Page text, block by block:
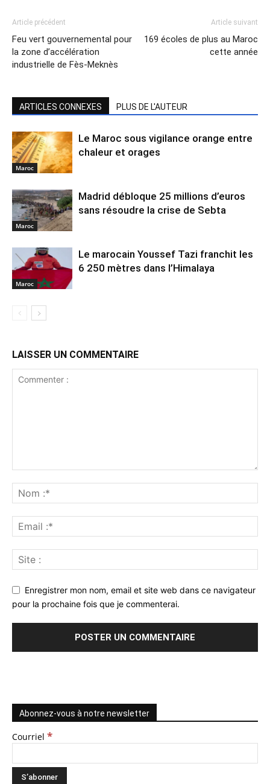
Article précédent
Feu vert gouvernemental pour
la zone d’accélération
industrielle de Fès-Meknès
Article suivant
169 écoles de plus au Maroc
cette année
ARTICLES CONNEXES PLUS DE L'AUTEUR
Maroc
Le Maroc sous vigilance orange entre
chaleur et orages
Maroc
Madrid débloque 25 millions d’euros
sans résoudre la crise de Sebta
Maroc
Le marocain Youssef Tazi franchit les
6 250 mètres dans l’Himalaya
LAISSER UN COMMENTAIRE
Enregistrer mon nom, email et site web dans ce navigateur
pour la prochaine fois que je commenterai.
Abonnez-vous à notre newsletter
Courriel *